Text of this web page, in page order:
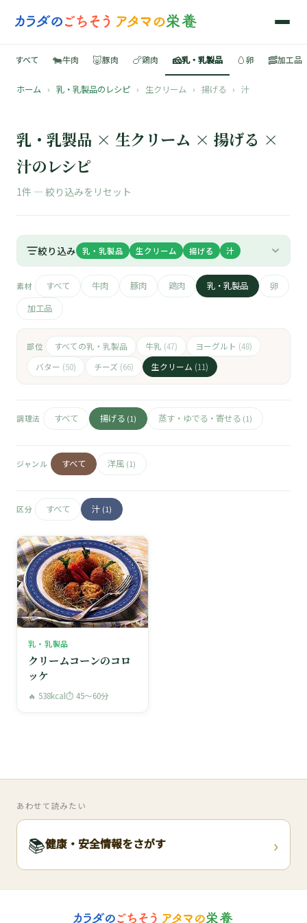
📚
🐷
🧀
🥚
すべて 🐄牛肉 🐷豚肉 🍗鶏肉 🧀乳・乳製品 🥚卵 🥓加工品
ホーム › 乳・乳製品のレシピ › 生クリーム › 揚げる › 汁
乳・乳製品 × 生クリーム × 揚げる ×
汁のレシピ
1件 — 絞り込みをリセット
絞り込み 乳・乳製品 生クリーム 揚げる 汁
素材 すべて 牛肉 豚肉 鶏肉 乳・乳製品
卵
加工品
部位 すべての乳・乳製品 牛乳 (47) ヨーグルト (48)
バター (50) チーズ (66) 生クリーム (11)
調理法 すべて 揚げる (1) 蒸す・ゆでる・寄せる (1)
ジャンル すべて 洋風 (1)
区分 すべて 汁 (1)
乳・乳製品
クリームコーンのコロ
ッケ
🔥 538kcal⏱ 45〜60分
あわせて読みたい
📚健康・安全情報をさがす ›